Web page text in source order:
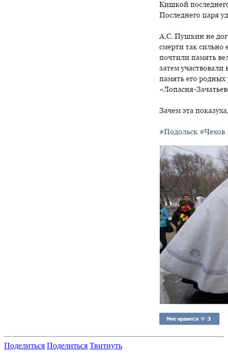
Поделиться Поделиться Твитнуть